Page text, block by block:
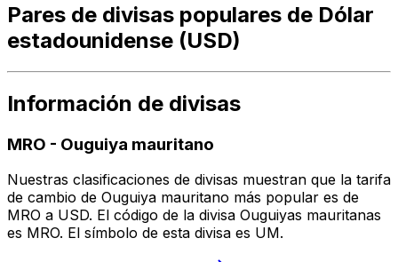
Pares de divisas populares de Dólar
estadounidense (USD)
Información de divisas
MRO - Ouguiya mauritano
Nuestras clasificaciones de divisas muestran que la tarifa
de cambio de Ouguiya mauritano más popular es de
MRO a USD. El código de la divisa Ouguiyas mauritanas
es MRO. El símbolo de esta divisa es UM.